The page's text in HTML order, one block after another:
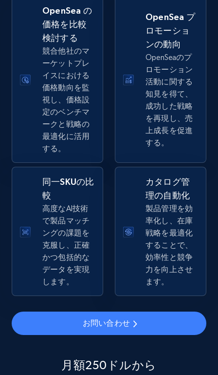
info, Stars, Feedbacks, Return policy, and more.
2.5K+ 今すぐ始める
URL, Product id, Title, Seller name, Seller rating,
Seller reviews, Breadcrumbs, Root category, and
more.
2.5K+
eBay - Gather data on products using
specified keywords
URL, Product id, Title, Seller name, Seller rating,
Seller reviews, Breadcrumbs, Root category, and
more.
2.5K+ 359+ 今すぐ始める
eBay - Collect products from shops on eBay
URL, Product id, Title, Seller name, Seller rating,
OpenSea の
価格を比較
検討する
競合他社のマ
ーケットプレ
イスにおける
価格動向を監
視し、価格設
定のベンチマ
ークと戦略の
最適化に活用
する。
OpenSea プ
ロモーショ
ンの動向
OpenSeaのプ
ロモーション
活動に関する
知見を得て、
成功した戦略
を再現し、売
上成長を促進
する。
同一SKUの比
較
高度なAI技術
で製品マッチ
ングの課題を
克服し、正確
かつ包括的な
データを実現
します。
カタログ管
理の自動化
製品管理を効
率化し、在庫
戦略を最適化
することで、
効率性と競争
力を向上させ
ます。
お問い合わせ
月額250ドルから